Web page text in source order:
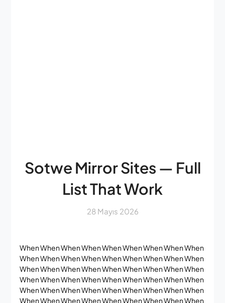
Sotwe Mirror Sites — Full
List That Work
28 Mayıs 2026
When When When When When When When When When
When When When When When When When When When
When When When When When When When When When
When When When When When When When When When
When When When When When When When When When
When When When When When When When When When